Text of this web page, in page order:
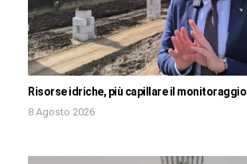
Risorse idriche, più capillare il monitoraggio
8 Agosto 2026